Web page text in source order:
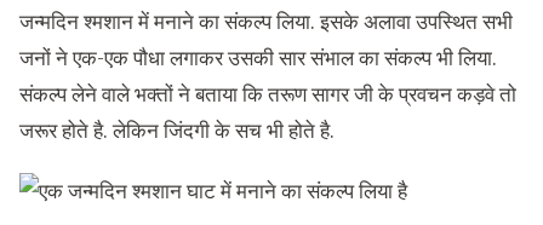
जन्मदिन श्मशान में मनाने का संकल्प लिया. इसके अलावा उपस्थित सभी
जनों ने एक-एक पौधा लगाकर उसकी सार संभाल का संकल्प भी लिया.
संकल्प लेने वाले भक्तों ने बताया कि तरूण सागर जी के प्रवचन कड़वे तो
जरूर होते है. लेकिन जिंदगी के सच भी होते है.